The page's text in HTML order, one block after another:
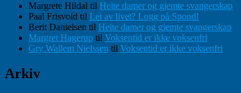
Margrete Hildal til Heite damer og gjemte svangerskap
Paal Frisvold til Lei av livet? Logg på Spond!
Berit Danielsen til Heite damer og gjemte svangerskap
Margret Hagerup til Voksentid er ikke voksenfri
Gry Wallem Nielssen til Voksentid er ikke voksenfri
Arkiv